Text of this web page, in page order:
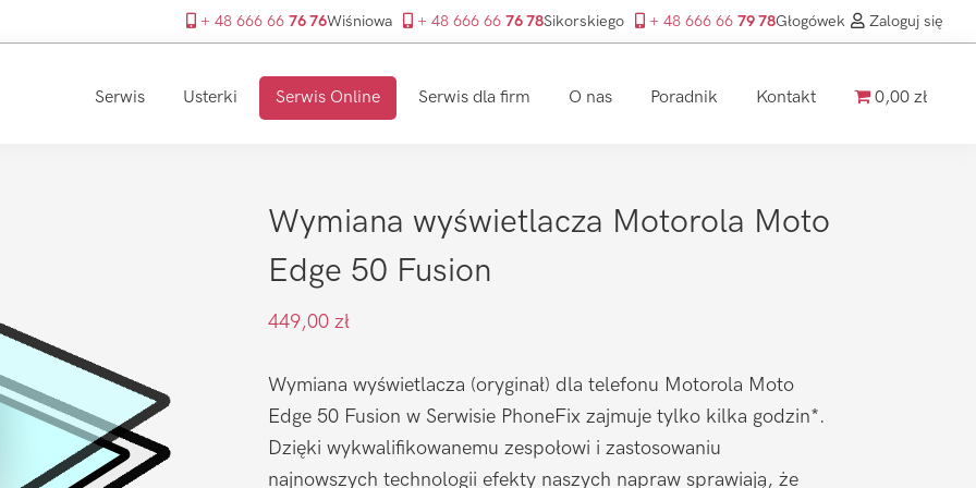
+ 48 666 66 76 76Wiśniowa + 48 666 66 76 78Sikorskiego + 48 666 66 79 78Głogówek Zaloguj się
Serwis Usterki Serwis Online Serwis dla firm O nas Poradnik Kontakt 0,00 zł
Wymiana wyświetlacza Motorola Moto
Edge 50 Fusion
449,00 zł
Wymiana wyświetlacza (oryginał) dla telefonu Motorola Moto
Edge 50 Fusion w Serwisie PhoneFix zajmuje tylko kilka godzin*.
Dzięki wykwalifikowanemu zespołowi i zastosowaniu
najnowszych technologii efekty naszych napraw sprawiają, że